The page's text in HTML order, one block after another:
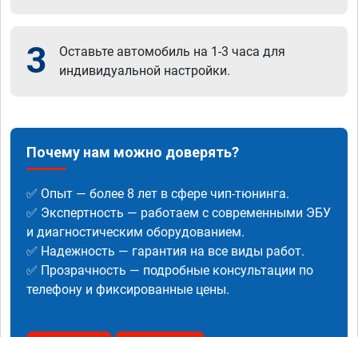
3
Оставьте автомобиль на 1-3 часа для
индивидуальной настройки.
Почему нам можно доверять?
✅ Опыт — более 8 лет в сфере чип-тюнинга.
✅ Экспертность — работаем с современными ЭБУ
и диагностическим оборудованием.
✅ Надежность — гарантия на все виды работ.
✅ Прозрачность — подробные консультации по
телефону и фиксированные цены.